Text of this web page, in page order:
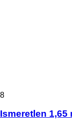
8
Ismeretlen 1,65